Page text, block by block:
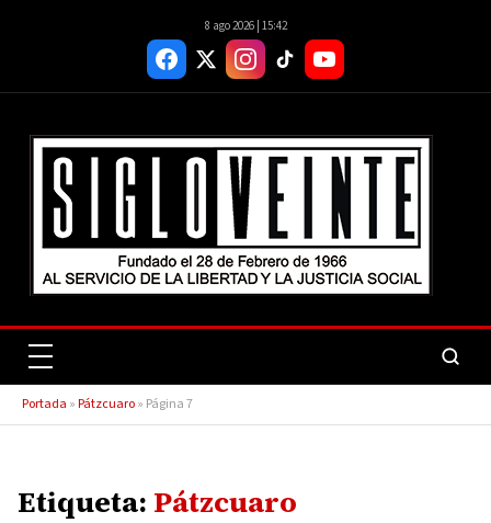
8 ago 2026 | 15:42
Portada »Pátzcuaro» Página 7
Etiqueta: Pátzcuaro